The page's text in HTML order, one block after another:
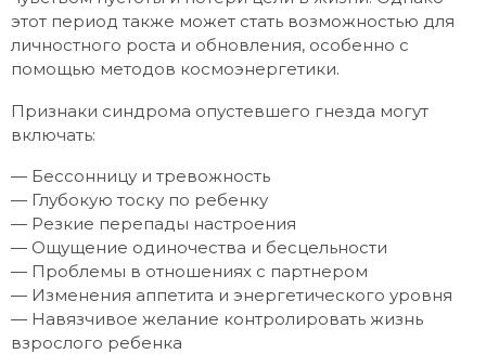
этот период также может стать возможностью для
личностного роста и обновления, особенно с
помощью методов космоэнергетики.
Признаки синдрома опустевшего гнезда могут
включать:
— Бессонницу и тревожность
— Глубокую тоску по ребенку
— Резкие перепады настроения
— Ощущение одиночества и бесцельности
— Проблемы в отношениях с партнером
— Изменения аппетита и энергетического уровня
— Навязчивое желание контролировать жизнь
взрослого ребенка